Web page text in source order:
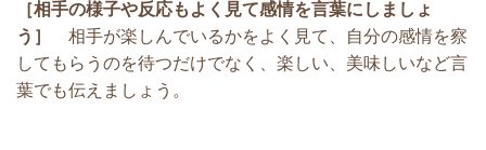
［相手の様子や反応もよく見て感情を言葉にしましょ
う］ 相手が楽しんでいるかをよく見て、自分の感情を察
してもらうのを待つだけでなく、楽しい、美味しいなど言
葉でも伝えましょう。